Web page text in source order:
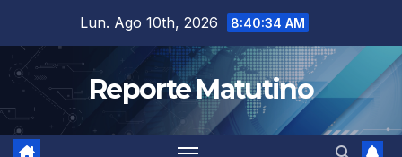
contenido
Lun. Ago 10th, 2026 8:40:35 AM
Reporte Matutino